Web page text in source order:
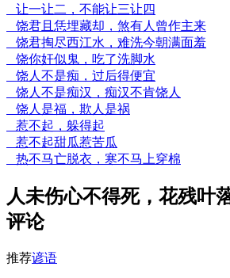
让一让二，不能让三让四
饶君且恁埋藏却，煞有人曾作主来
饶君掏尽西江水，难洗今朝满面羞
饶你奸似鬼，吃了洗脚水
饶人不是痴，过后得便宜
饶人不是痴汉，痴汉不肯饶人
饶人是福，欺人是祸
惹不起，躲得起
惹不起甜瓜惹苦瓜
热不马亡脱衣，寒不马上穿棉
人未伤心不得死，花残叶
评论
推荐谚语